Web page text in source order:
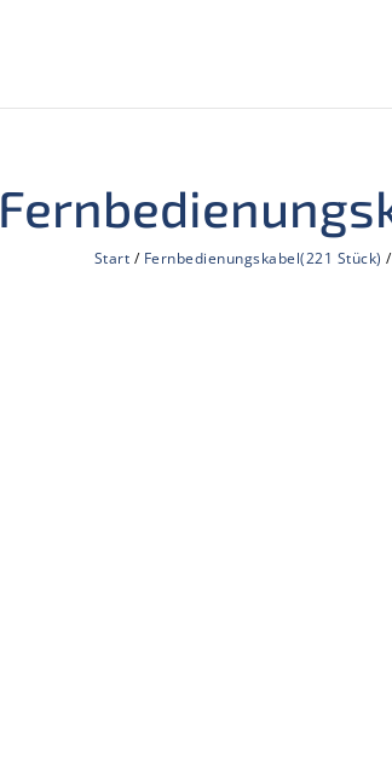
Start / Fernbedienungskabel(221 Stück) /